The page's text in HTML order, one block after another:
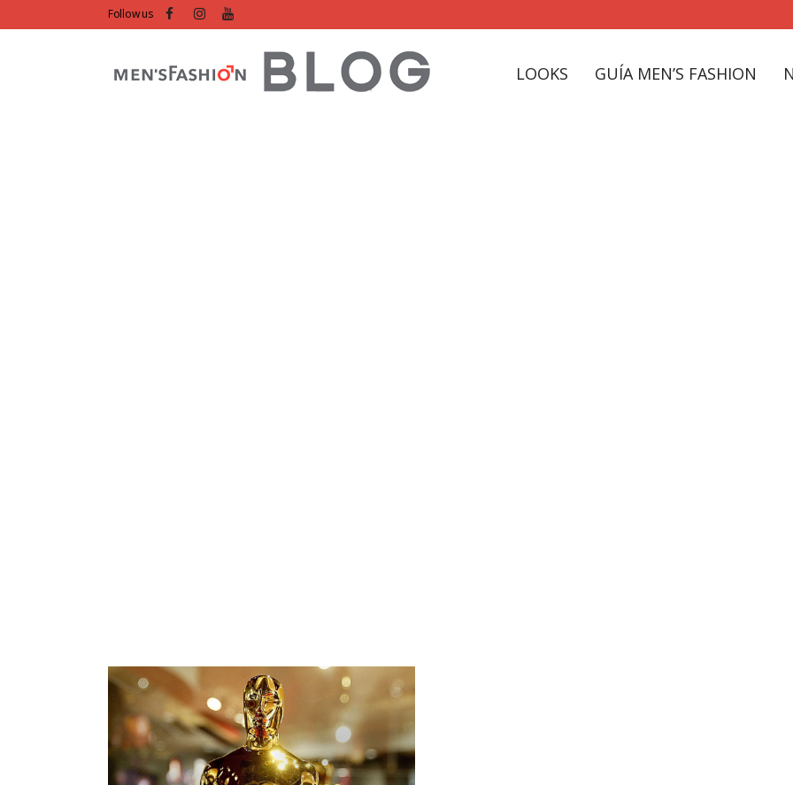
Follow us
LOOKS GUÍA MEN’S FASHION